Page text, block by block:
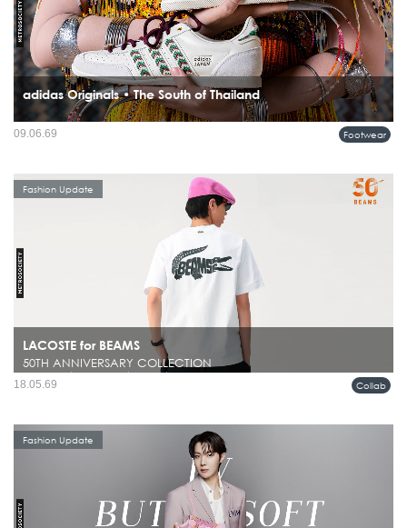
adidas Originals • The South of Thailand
ภาคใต้ของประเทศไทยกำลังกลายเป็นแรงบันดาลใจบทใหม่ในโลกแฟชั่น เมื่อ adidas
Footwear
09.06.69
LACOSTE for BEAMS
50TH ANNIVERSARY COLLECTION
ในโลกแฟชั่นผู้ชาย มีไม่กี่แบรนด์ที่สามารถรักษาคาแรกเตอร์ของตัวเองไว้ได้ชัดเจน
Fashion Update
Collab
18.05.69
Fashion Update